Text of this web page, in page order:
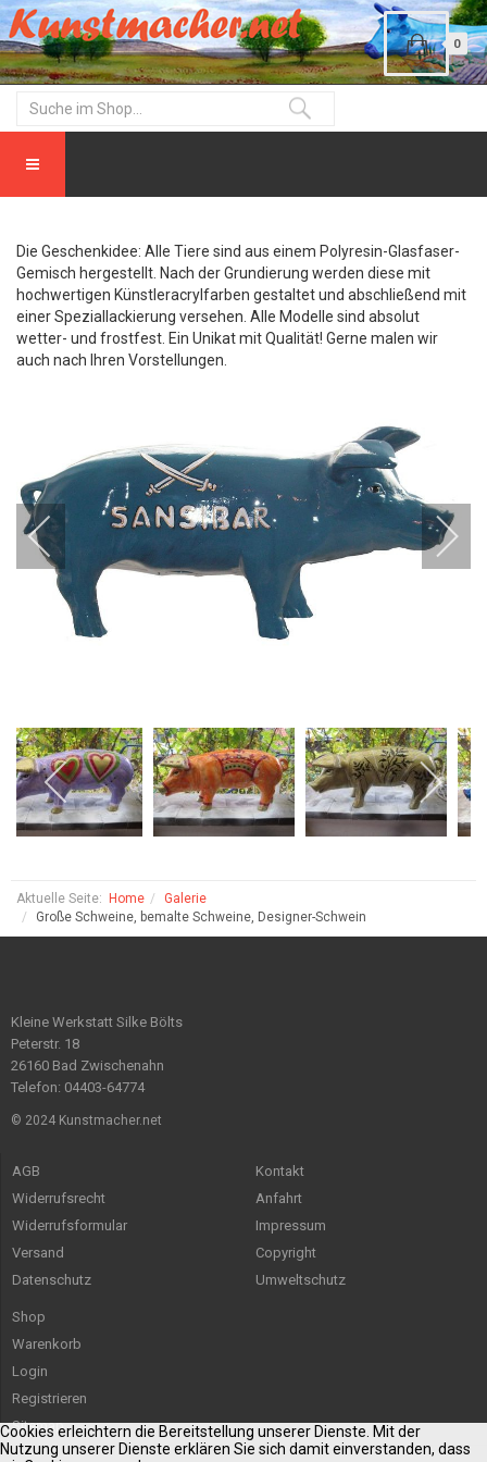
0
Die Geschenkidee: Alle Tiere sind aus einem Polyresin-Glasfaser-
Gemisch hergestellt. Nach der Grundierung werden diese mit
hochwertigen Künstleracrylfarben gestaltet und abschließend mit
einer Speziallackierung versehen. Alle Modelle sind absolut
wetter- und frostfest. Ein Unikat mit Qualität! Gerne malen wir
auch nach Ihren Vorstellungen.
Aktuelle Seite: Home
Galerie
Große Schweine, bemalte Schweine, Designer-Schwein
Kleine Werkstatt Silke Bölts
Peterstr. 18
26160 Bad Zwischenahn
Telefon: 04403-64774
© 2024 Kunstmacher.net
AGB
Widerrufsrecht
Widerrufsformular
Versand
Datenschutz
Kontakt
Anfahrt
Impressum
Copyright
Umweltschutz
Shop
Warenkorb
Login
Registrieren
Sitemap
Cookies erleichtern die Bereitstellung unserer Dienste. Mit der
Nutzung unserer Dienste erklären Sie sich damit einverstanden, dass